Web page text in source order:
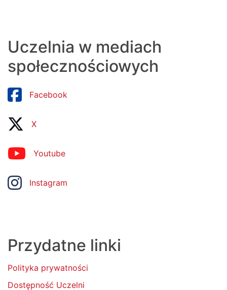
Uczelnia w mediach
społecznościowych
Facebook
X
Youtube
Instagram
Przydatne linki
Polityka prywatności
Dostępność Uczelni